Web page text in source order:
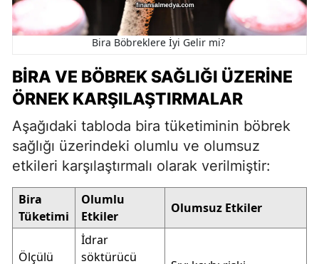
Bira Böbreklere İyi Gelir mi?
BIRA VE BÖBREK SAĞLIĞI ÜZERINE
ÖRNEK KARŞILAŞTIRMALAR
Aşağıdaki tabloda bira tüketiminin böbrek
sağlığı üzerindeki olumlu ve olumsuz
etkileri karşılaştırmalı olarak verilmiştir:
Bira
Tüketimi
Olumlu
Etkiler
Olumsuz Etkiler
Ölçülü
İdrar
söktürücü